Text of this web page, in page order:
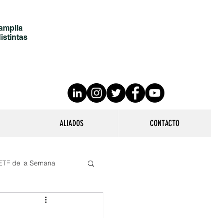
ALIADOS CONTACTO
de la Semana